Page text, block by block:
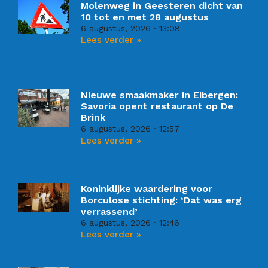
Molenweg in Geesteren dicht van
10 tot en met 28 augustus
6 augustus, 2026 13:08
Lees verder »
Nieuwe smaakmaker in Eibergen:
Savoria opent restaurant op De
Brink
6 augustus, 2026 12:57
Lees verder »
Koninklijke waardering voor
Borculose stichting: ‘Dat was erg
verrassend’
6 augustus, 2026 12:46
Lees verder »